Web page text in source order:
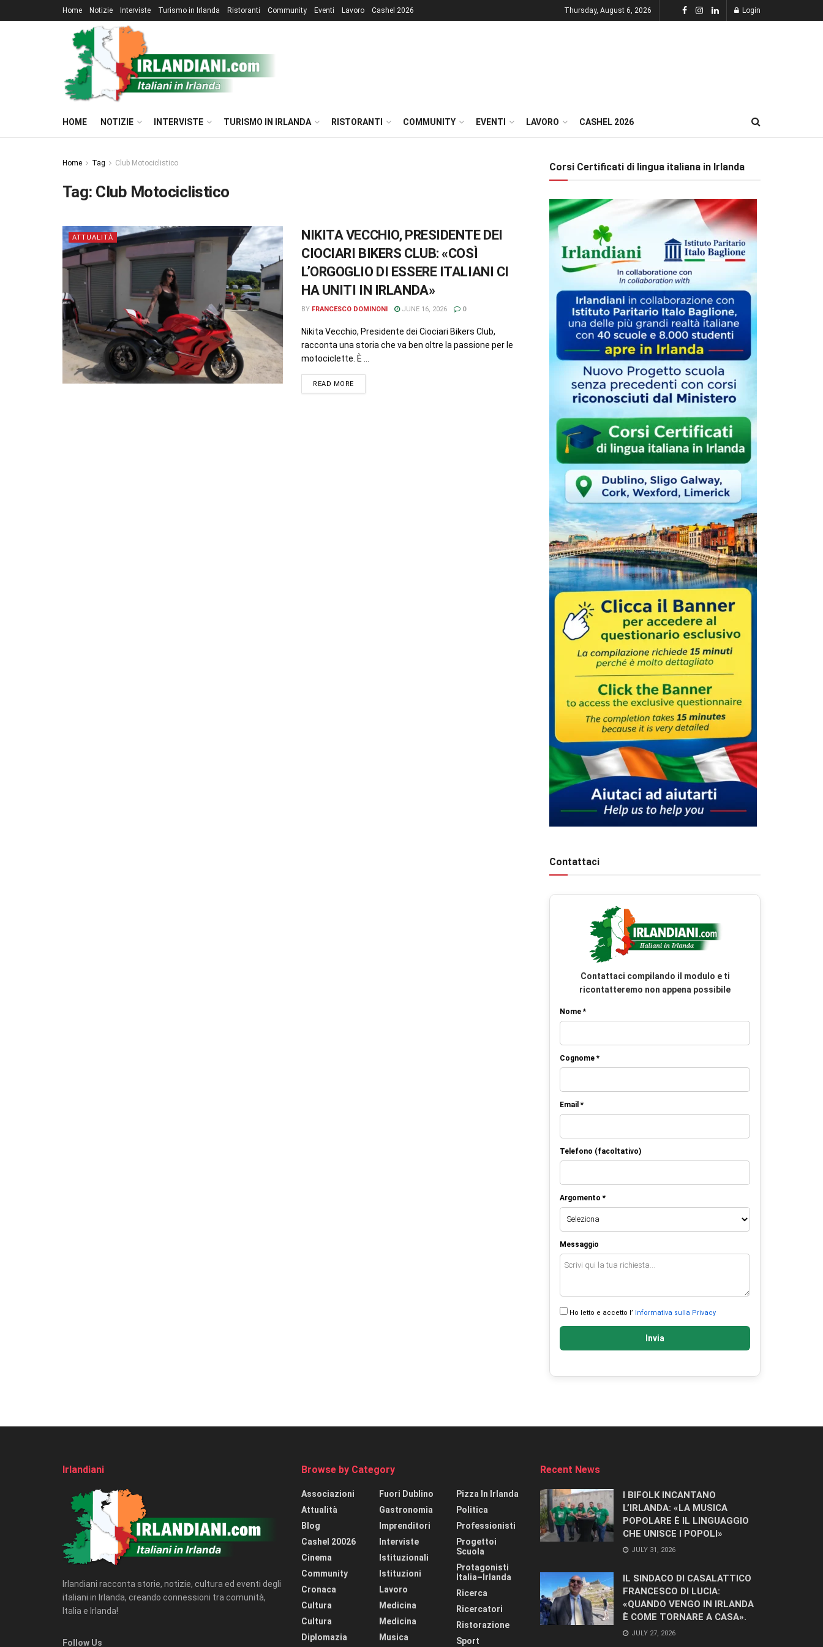
Home Notizie Interviste Turismo in Irlanda Ristoranti Community Eventi Lavoro Cashel 2026 Thursday, August 6, 2026 Login
HOME NOTIZIE INTERVISTE TURISMO IN IRLANDA RISTORANTI COMMUNITY EVENTI LAVORO CASHEL 2026
Home Tag Club Motociclistico
Tag: Club Motociclistico
ATTUALITÀ
NIKITA VECCHIO, PRESIDENTE DEI
CIOCIARI BIKERS CLUB: «COSÌ
L’ORGOGLIO DI ESSERE ITALIANI CI
HA UNITI IN IRLANDA»
BY FRANCESCO DOMINONI JUNE 16, 2026 0
Nikita Vecchio, Presidente dei Ciociari Bikers Club,
racconta una storia che va ben oltre la passione per le
motociclette. È ...
READ MORE
Corsi Certificati di lingua italiana in Irlanda
Contattaci
Contattaci compilando il modulo e ti
ricontatteremo non appena possibile
Nome *
Cognome *
Email *
Telefono (facoltativo)
Argomento *
Messaggio
Ho letto e accetto l’ Informativa sulla Privacy
Invia
Irlandiani
Irlandiani racconta storie, notizie, cultura ed eventi degli
italiani in Irlanda, creando connessioni tra comunità,
Italia e Irlanda!
Follow Us
Browse by Category
Associazioni
Attualità
Blog
Cashel 20026
Cinema
Community
Cronaca
Cultura
Cultura
Diplomazia
Fuori Dublino
Gastronomia
Imprenditori
Interviste
Istituzionali
Istituzioni
Lavoro
Medicina
Medicina
Musica
Pizza In Irlanda
Politica
Professionisti
Progettoi
Scuola
Protagonisti
Italia–Irlanda
Ricerca
Ricercatori
Ristorazione
Sport
Recent News
I BIFOLK INCANTANO
L’IRLANDA: «LA MUSICA
POPOLARE È IL LINGUAGGIO
CHE UNISCE I POPOLI»
JULY 31, 2026
IL SINDACO DI CASALATTICO
FRANCESCO DI LUCIA:
«QUANDO VENGO IN IRLANDA
È COME TORNARE A CASA».
JULY 27, 2026